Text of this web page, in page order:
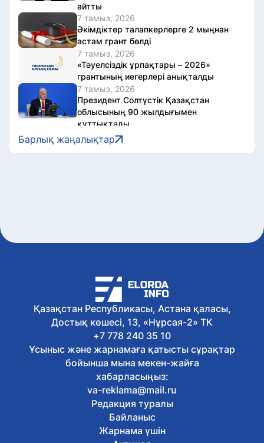
айтты
7 тамыз, 2026
Әкімдіктер талапкерлерге 2 мыңнан
астам грант бөлді
7 тамыз, 2026
«Тәуелсіздік ұрпақтары – 2026»
грантының иегерлері анықталды
7 тамыз, 2026
Президент Солтүстік Қазақстан
облысының 90 жылдығымен
құттықтады
7 тамыз, 2026
Қазақстанда аккредиттеу
жалғасуда
жолын жаңғырту жұмыстары
жалғасуда
7 тамыз, 2026
Елімізде 12 өңірде 1 850 төсек-орынды
қамтитын оңалту орталықтарын салу
жобасы іске асырылуда
7 тамыз, 2026
Қарулы күштерде Абай
шығармаларын оқудан челлендж
басталды
7 тамыз, 2026
Соңғы жылдары азаматтардың
сайлауға қатысу белсендігі артты –
сауалнама
7 тамыз, 2026
Барлық жаңалықтар
Қазақстан Республикасы, Астана қаласы,
Достық көшесі, 13, «Нұрсая-2» ТК
+7 778 240 35 10
Ұсыныс және жарнамаға қатысты сұрақтар
бойынша мына мекен-жайға
хабарласыңыз:
va-reklama@mail.ru
Редакция туралы
Байланыс
Жарнама үшін